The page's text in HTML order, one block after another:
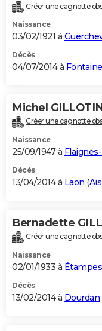
Créer une cagnotte
Naissance
03/02/1921 à
Décès
04/07/2014 à
Michel
Créer une cagnotte
Naissance
25/09/1947 à
Décès
13/04/2014 à Laon (
Bernadette
Créer une cagnotte
Naissance
02/01/1933 à Étampes
Décès
13/02/2014 à Dourdan